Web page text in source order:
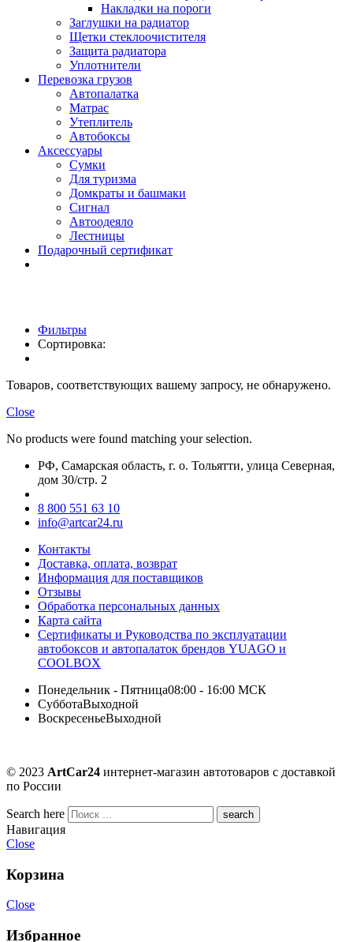
Накладки на пороги
Заглушки на радиатор
Щетки стеклоочистителя
Защита радиатора
Уплотнители
Перевозка грузов
Автопалатка
Матрас
Утеплитель
Автобоксы
Аксессуары
Сумки
Для туризма
Домкраты и башмаки
Сигнал
Автоодеяло
Лестницы
Подарочный сертификат
Фильтры
Сортировка:
Товаров, соответствующих вашему запросу, не обнаружено.
Close
No products were found matching your selection.
РФ, Самарская область, г. о. Тольятти, улица Северная,
дом 30/стр. 2
8 800 551 63 10
info@artcar24.ru
Контакты
Доставка, оплата, возврат
Информация для поставщиков
Отзывы
Обработка персональных данных
Карта сайта
Сертификаты и Руководства по эксплуатации
автобоксов и автопалаток брендов YUAGO и
COOLBOX
Понедельник - Пятница08:00 - 16:00 МСК
СубботаВыходной
ВоскресеньеВыходной
© 2023 ArtCar24 интернет-магазин автотоваров с доставкой
по России
Search here
Навигация
Close
Корзина
Close
Избранное